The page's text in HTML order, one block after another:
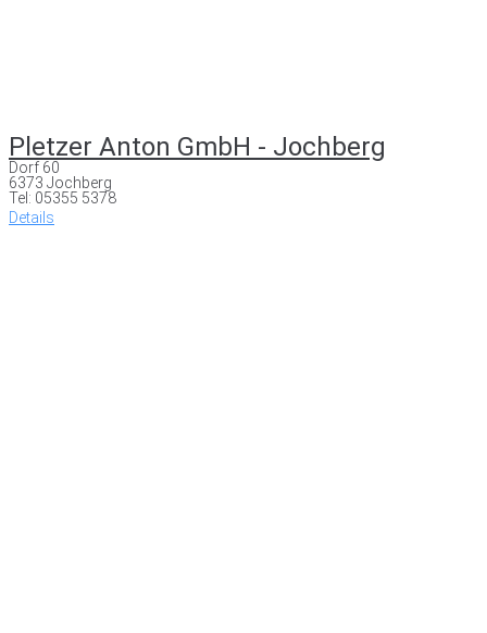
Pletzer Anton GmbH - Jochberg
Dorf 60
6373 Jochberg
Tel: 05355 5378
Details